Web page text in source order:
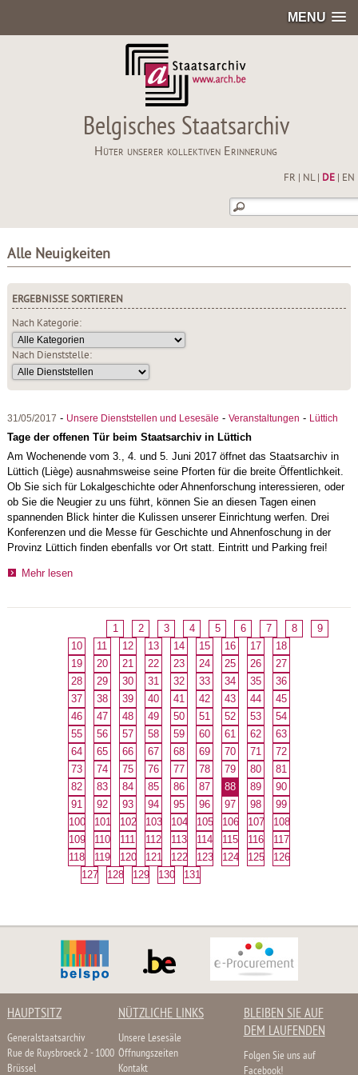
MENU
Belgisches Staatsarchiv
Hüter unserer kollektiven Erinnerung
FR NL| DE| EN
Alle Neuigkeiten
ERGEBNISSE SORTIEREN
Nach Kategorie:
Nach Dienststelle:
31/05/2017 - Unsere Dienststellen und Lesesäle - Veranstaltungen - Lüttich
Tage der offenen Tür beim Staatsarchiv in Lüttich
Am Wochenende vom 3., 4. und 5. Juni 2017 öffnet das Staatsarchiv in
Lüttich (Liège) ausnahmsweise seine Pforten für die breite Öffentlichkeit.
Ob Sie sich für Lokalgeschichte oder Ahnenforschung interessieren, oder
ob Sie die Neugier zu uns führt, können Sie an diesen Tagen einen
spannenden Blick hinter die Kulissen unserer Einrichtung werfen. Drei
Konferenzen und die Messe für Geschichte und Ahnenfoschung in der
Provinz Lüttich finden ebenfalls vor Ort statt. Eintritt und Parking frei!
Mehr lesen
1 2 3 4 5 6 7 8
9
10
11 12 13 14 15 16 17
18
19
20 21 22 23 24 25 26
27
28
29 30 31 32 33 34 35
36
37
38 39 40 41 42 43 44
45
46
47 48 49 50 51 52 53
54
55
56 57 58 59 60 61 62
63
64
65 66 67 68 69 70 71
72
73
74 75 76 77 78 79 80
81
82
83 84 85 86 87 88 89
90
91
92 93 94 95 96 97 98
99
100
101 102 103 104 105 106 107
108
109
110 111 112 113 114 115 116
117
118
119 120 121 122 123 124 125
126
127
128 129 130 131
HAUPTSITZ
Generalstaatsarchiv
Rue de Ruysbroeck 2 - 1000
Brüssel
NÜTZLICHE LINKS
Unsere Lesesäle
Öffnungszeiten
Kontakt
BLEIBEN SIE AUF
DEM LAUFENDEN
Folgen Sie uns auf
Facebook!